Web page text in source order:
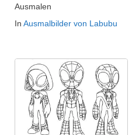
Ausmalen
In Ausmalbilder von Labubu